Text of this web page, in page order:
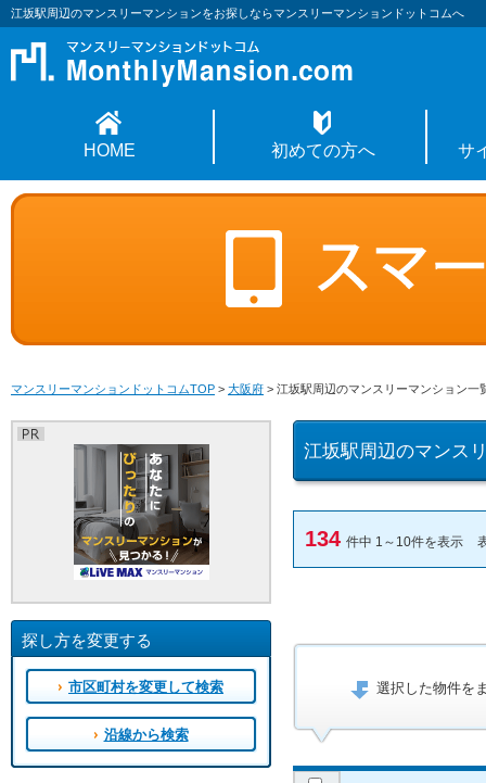
江坂駅周辺のマンスリーマンションをお探しならマンスリーマンションドットコムへ
HOME 初めての方へ サ
マンスリーマンションドットコムTOP > 大阪府 > 江坂駅周辺のマンスリーマンション一
江坂駅周辺のマンス
134 件中 1～10件を表示
選択した物件を
探し方を変更する
市区町村を変更して検索
沿線から検索